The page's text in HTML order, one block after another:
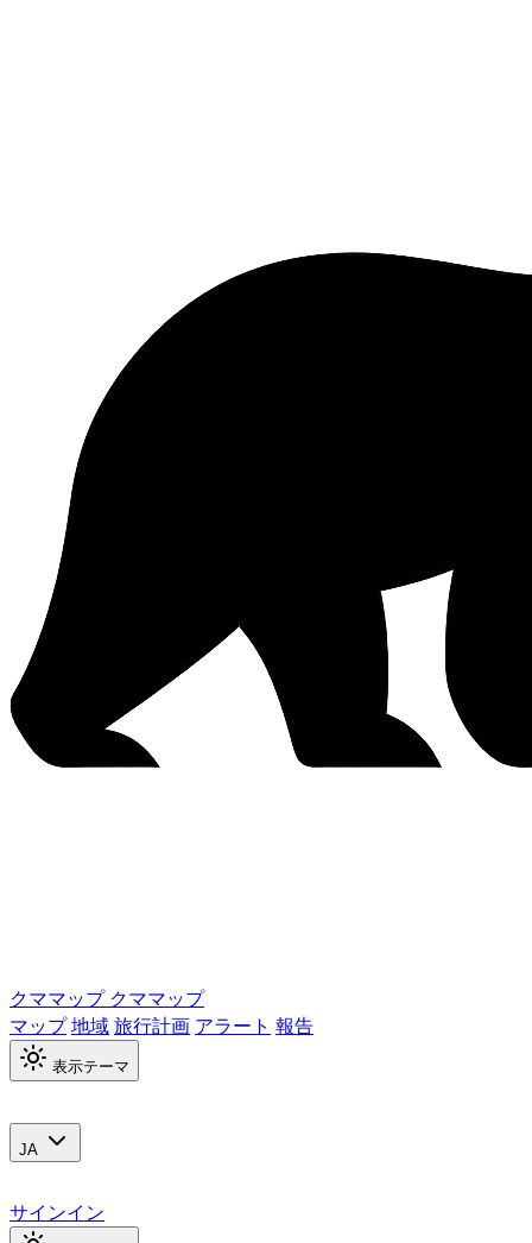
クママップ クママップ
マップ地域旅行計画 アラート 報告
表示テーマ
JA
サインイン